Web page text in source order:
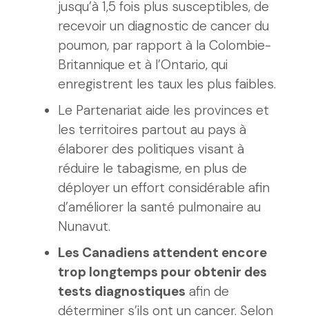
jusqu’à 1,5 fois plus susceptibles, de
recevoir un diagnostic de cancer du
poumon, par rapport à la Colombie-
Britannique et à l’Ontario, qui
enregistrent les taux les plus faibles.
Le Partenariat aide les provinces et
les territoires partout au pays à
élaborer des politiques visant à
réduire le tabagisme, en plus de
déployer un effort considérable afin
d’améliorer la santé pulmonaire au
Nunavut.
Les Canadiens attendent encore
trop longtemps pour obtenir des
tests diagnostiques afin de
déterminer s’ils ont un cancer. Selon